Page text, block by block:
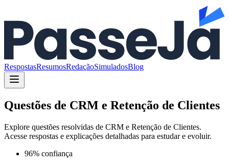
RespostasResumosRedaçãoSimuladosBlog
Questões de CRM e Retenção de Clientes
Explore questões resolvidas de CRM e Retenção de Clientes.
Acesse respostas e explicações detalhadas para estudar e evoluir.
96% confiança